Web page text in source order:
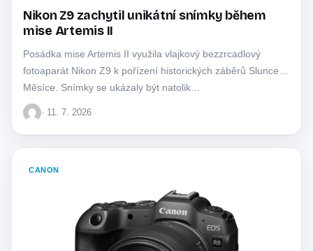
Nikon Z9 zachytil unikátní snímky během
mise Artemis II
Posádka mise Artemis II využila vlajkový bezzrcadlový
fotoaparát Nikon Z9 k pořízení historických záběrů Slunce a
Měsíce. Snímky se ukázaly být natolik…
· 11. 7. 2026
CANON